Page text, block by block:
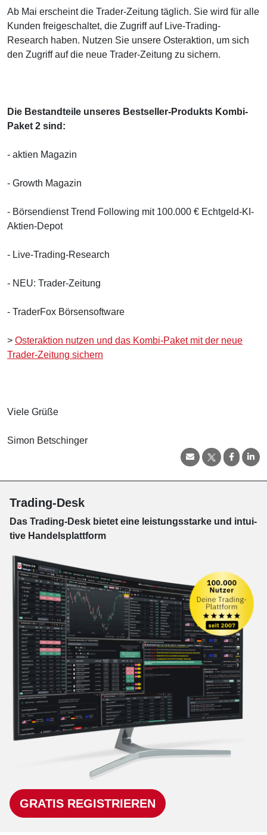
Ab Mai erscheint die Trader-Zeitung täglich. Sie wird für alle
Kunden freigeschaltet, die Zugriff auf Live-Trading-
Research haben. Nutzen Sie unsere Osteraktion, um sich
den Zugriff auf die neue Trader-Zeitung zu sichern.
Die Bestandteile unseres Bestseller-Produkts Kombi-
Paket 2 sind:
- aktien Magazin
- Growth Magazin
- Börsendienst Trend Following mit 100.000 € Echtgeld-KI-
Aktien-Depot
- Live-Trading-Research
- NEU: Trader-Zeitung
- TraderFox Börsensoftware
> Osteraktion nutzen und das Kombi-Paket mit der neue
Trader-Zeitung sichern
Viele Grüße
Simon Betschinger
Trading-Desk
Das Trading-Desk bie­tet eine leis­tungs­star­ke und in­tui­
tive Han­dels­platt­form
GRATIS REGISTRIEREN